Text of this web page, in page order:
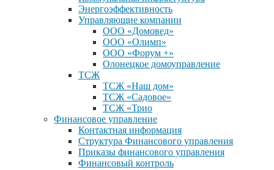
Энергоэффективность
Управляющие компании
ООО «Домовед»
ООО «Олимп»
ООО «Форум +»
Олонецкое домоуправление
ТСЖ
ТСЖ «Наш дом»
ТСЖ «Садовое»
ТСЖ «Трио
Финансовое управление
Контактная информация
Структура Финансового управления
Приказы финансового управления
Финансовый контроль